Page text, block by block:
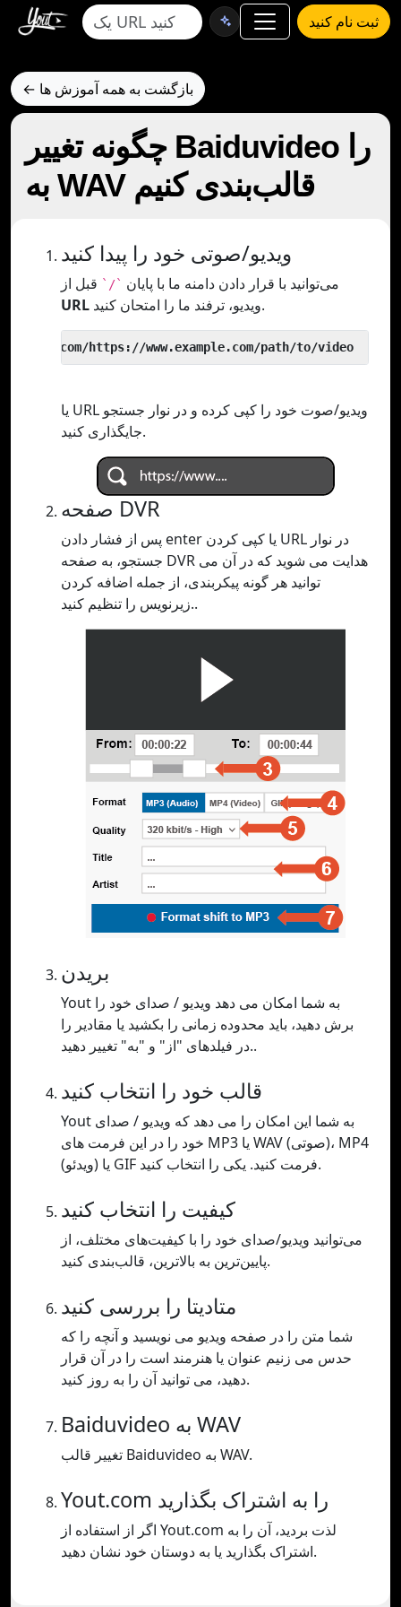
ثبت نام کنید
← بازگشت به همه آموزش ها
چگونه تغییر Baiduvideo را
به WAV قالب‌بندی کنیم
ویدیو/صوتی خود را پیدا کنید
می‌توانید با قرار دادن دامنه ما با پایان `/` قبل از
URL
ویدیو، ترفند ما را امتحان کنید.
یا URL ویدیو/صوت خود را کپی کرده و در نوار جستجو
جایگذاری کنید.
صفحه DVR
پس از فشار دادن enter یا کپی کردن URL در نوار
جستجو، به صفحه DVR هدایت می شوید که در آن می
توانید هر گونه پیکربندی، از جمله اضافه کردن
زیرنویس را تنظیم کنید..
بریدن
Yout به شما امکان می دهد ویدیو / صدای خود را
برش دهید، باید محدوده زمانی را بکشید یا مقادیر را
در فیلدهای "از" و "به" تغییر دهید..
قالب خود را انتخاب کنید
Yout به شما این امکان را می دهد که ویدیو / صدای
خود را در این فرمت های MP3 یا WAV (صوتی)، MP4
(ویدئو) یا GIF فرمت کنید. یکی را انتخاب کنید.
کیفیت را انتخاب کنید
می‌توانید ویدیو/صدای خود را با کیفیت‌های مختلف، از
پایین‌ترین به بالاترین، قالب‌بندی کنید.
متادیتا را بررسی کنید
شما متن را در صفحه ویدیو می نویسید و آنچه را که
حدس می زنیم عنوان یا هنرمند است را در آن قرار
دهید، می توانید آن را به روز کنید.
Baiduvideo به WAV
تغییر قالب Baiduvideo به WAV.
Yout.com را به اشتراک بگذارید
اگر از استفاده از Yout.com لذت بردید، آن را به
اشتراک بگذارید یا به دوستان خود نشان دهید.